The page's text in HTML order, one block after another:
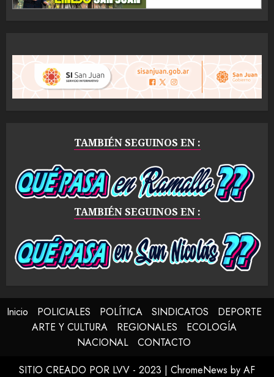
TAMBIÉN SEGUINOS EN :
TAMBIÉN SEGUINOS EN :
Inicio POLICIALES POLÍTICA SINDICATOS
DEPORTE
ARTE Y CULTURA
REGIONALES
ECOLOGÍA
NACIONAL
CONTACTO
SITIO CREADO POR LVV - 2023 | ChromeNews by AF